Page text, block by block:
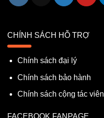
CHÍNH SÁCH HỖ TRỢ
Chính sách đại lý
Chính sách bảo hành
Chính sách cộng tác viên